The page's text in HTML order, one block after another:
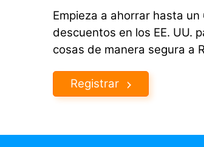
Empieza a ahorrar hasta
descuentos en los EE. UU.
cosas de manera segura a
Registrar